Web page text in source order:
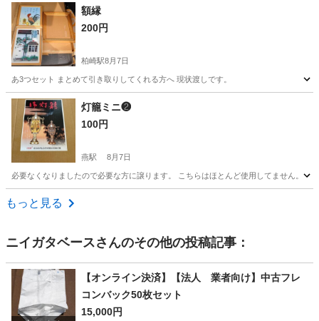
新潟 柏崎市 柏崎駅
額縁
200円
柏崎駅8月7日
あ3つセット まとめて引き取りしてくれる方へ 現状渡しです。
新潟 柏崎市 柏崎駅
灯籠ミニ❷
100円
燕駅 8月7日
必要なくなりましたので必要な方に譲ります。 こちらはほとんど使用してません。
新潟 燕市
もっと見る
ニイガタベースさんのその他の投稿記事：
【オンライン決済】【法人 業者向け】中古フレ
コンバック50枚セット
15,000円